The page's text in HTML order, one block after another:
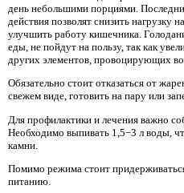
день небольшими порциями.
действия позволят снизить нагрузку
улучшить работу кишечника.
еды, не пойдут на пользу, так как
других элементов, провоцирующих
Обязательно стоит отказаться от
свежем виде, готовить на пару или
Для профилактики и лечения важно
Необходимо выпивать 1,5−3 л воды,
камни.
Помимо режима стоит
питанию.